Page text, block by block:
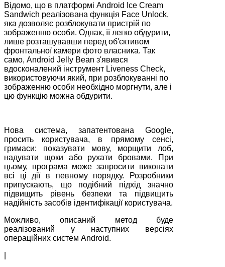
Відомо, що в платформі Android Ice Cream
Sandwich реалізована функція Face Unlock,
яка дозволяє розблокувати пристрій по
зображенню особи. Однак, її легко обдурити,
лише розташувавши перед об'єктивом
фронтальної камери фото власника. Так
само, Android Jelly Bean з'явився
вдосконалений інструмент Liveness Check,
використовуючи який, при розблокуванні по
зображенню особи необхідно моргнути, але і
цю функцію можна обдурити.
Нова система, запатентована Google,
просить користувача, в прямому сенсі,
гримаси: показувати мову, морщити лоб,
надувати щоки або рухати бровами. При
цьому, програма може запросити виконати
всі ці дії в певному порядку. Розробники
припускають, що подібний підхід значно
підвищить рівень безпеки та підвищить
надійність засобів ідентифікації користувача.
Можливо, описаний метод буде
реалізований у наступних версіях
операційних систем Android.